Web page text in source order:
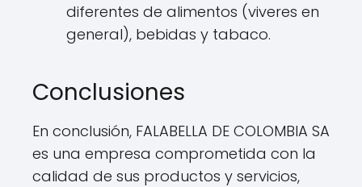
diferentes de alimentos (viveres en
general), bebidas y tabaco.
Conclusiones
En conclusión, FALABELLA DE COLOMBIA SA
es una empresa comprometida con la
calidad de sus productos y servicios,